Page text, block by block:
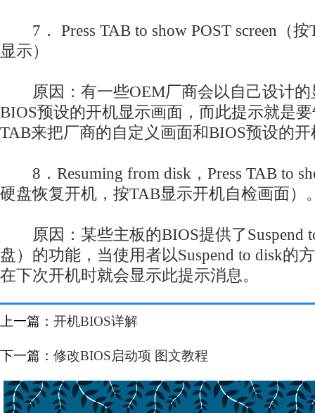
7． Press TAB to show POST screen（
显示）
原因：有一些OEM厂商会以自己设计的
BIOS预设的开机显示画面，而此提示就是
TAB来把厂商的自定义画面和BIOS预设的
8．Resuming from disk，Press TAB to
硬盘恢复开机，按TAB显示开机自检画面）
原因：某些主板的BIOS提供了Suspend
盘）的功能，当使用者以Suspend to disk的
在下次开机时就会显示此提示消息。
上一篇： 开机BIOS详解
下一篇： 修改BIOS启动项 图文教程